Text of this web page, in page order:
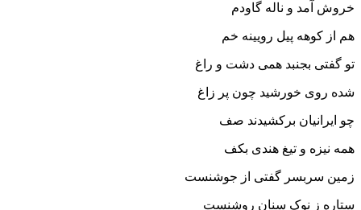
خروش آمد و ناله گاودم
هم از کوهه پیل رویینه خم‏
تو گفتى بجنبد همى دشت و راغ
شده روى خورشید چون پر زاغ‏
چو ایرانیان برکشیدند صف
همه نیزه و تیغ هندى بکف‏
زمین سربسر گفتى از جوشنست
ستاره ز نوک سنان روشنست‏